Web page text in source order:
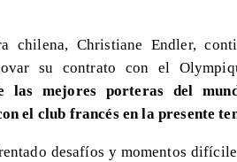
chilena, Christiane Endler,
su contrato con el
las mejores porteras del
el club francés en la presente
desafíos y momentos